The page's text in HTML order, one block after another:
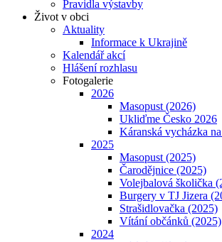
Pravidla výstavby
Život v obci
Aktuality
Informace k Ukrajině
Kalendář akcí
Hlášení rozhlasu
Fotogalerie
2026
Masopust (2026)
Ukliďme Česko 2026
Káranská vycházka
2025
Masopust (2025)
Čarodějnice (2025)
Volejbalová školička
Burgery v TJ Jizera
Strašidlovačka (2025)
Vítání občánků (2025)
2024